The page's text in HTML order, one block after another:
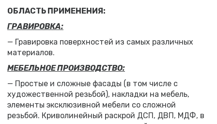
ОБЛАСТЬ ПРИМЕНЕНИЯ:
ГРАВИРОВКА:
— Гравировка поверхностей из самых различных
материалов.
МЕБЕЛЬНОЕ ПРОИЗВОДСТВО:
— Простые и сложные фасады (в том числе с
художественной резьбой), накладки на мебель,
элементы эксклюзивной мебели со сложной
резьбой. Криволинейный раскрой ДСП, ДВП, МДФ, в